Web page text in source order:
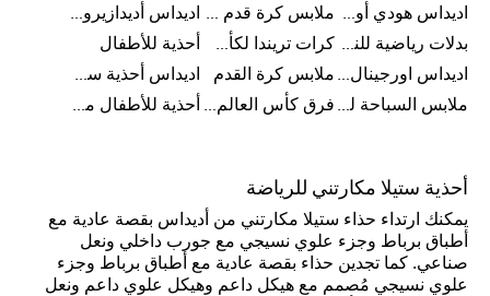
اديداس هودي أورجينال للنساء
ملابس كرة قدم للاطفال
اديداس أديدازيرو معدات الجري
بدلات رياضية للنساء
كرات تريندا لكأس العالم FIFA 26™
أحذية للأطفال
اديداس اورجينال ملابس ملابس كرة القدم
اديداس أحذية سوبرنوفا للرجال
ملابس السباحة للرجال
فرق كأس العالم FIFA 26™ أحذية للأطفال من 8 إلى 16 سنة
أحذية ستيلا مكارتني للرياضة
يمكنك ارتداء حذاء ستيلا مكارتني من أديداس بقصة عادية مع
أطباق برباط وجزء علوي نسيجي مع جورب داخلي ونعل
صناعي. كما تجدين حذاء بقصة عادية مع أطباق برباط وجزء
علوي نسيجي مُصمم مع هيكل داعم وهيكل علوي داعم ونعل